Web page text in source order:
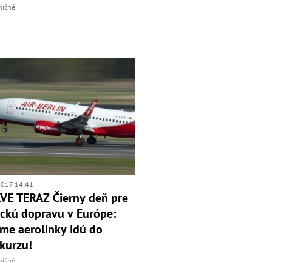
14:41
TERAZ Čierny deň pre
dopravu v Európe:
aerolinky idú do